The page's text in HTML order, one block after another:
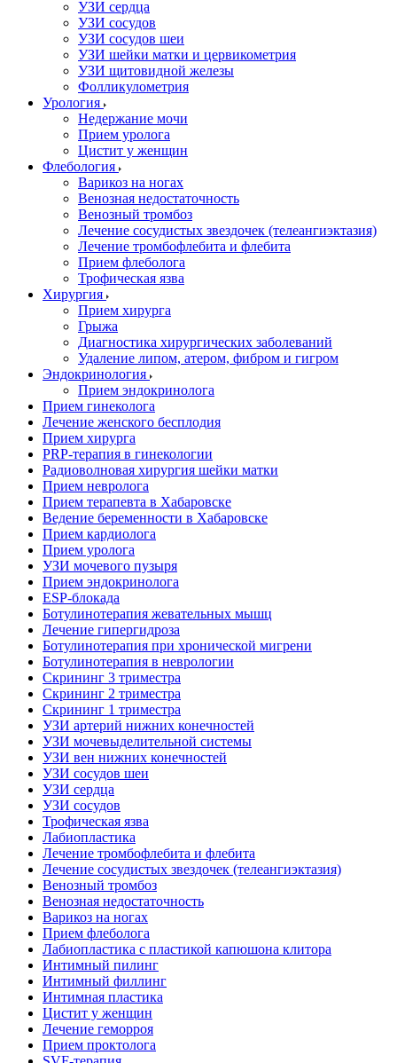
УЗИ сердца
УЗИ сосудов
УЗИ сосудов шеи
УЗИ шейки матки и цервикометрия
УЗИ щитовидной железы
Фолликулометрия
Урология
Недержание мочи
Прием уролога
Цистит у женщин
Флебология
Варикоз на ногах
Венозная недостаточность
Венозный тромбоз
Лечение сосудистых звездочек (телеангиэктазия)
Лечение тромбофлебита и флебита
Прием флеболога
Трофическая язва
Хирургия
Прием хирурга
Грыжа
Диагностика хирургических заболеваний
Удаление липом, атером, фибром и гигром
Эндокринология
Прием эндокринолога
Прием гинеколога
Лечение женского бесплодия
Прием хирурга
PRP-терапия в гинекологии
Радиоволновая хирургия шейки матки
Прием невролога
Прием терапевта в Хабаровске
Ведение беременности в Хабаровске
Прием кардиолога
Прием уролога
УЗИ мочевого пузыря
Прием эндокринолога
ESP-блокада
Ботулинотерапия жевательных мышц
Лечение гипергидроза
Ботулинотерапия при хронической мигрени
Ботулинотерапия в неврологии
Скрининг 3 триместра
Скрининг 2 триместра
Скрининг 1 триместра
УЗИ артерий нижних конечностей
УЗИ мочевыделительной системы
УЗИ вен нижних конечностей
УЗИ сосудов шеи
УЗИ сердца
УЗИ сосудов
Трофическая язва
Лабиопластика
Лечение тромбофлебита и флебита
Лечение сосудистых звездочек (телеангиэктазия)
Венозный тромбоз
Венозная недостаточность
Варикоз на ногах
Прием флеболога
Лабиопластика с пластикой капюшона клитора
Интимный пилинг
Интимный филлинг
Интимная пластика
Цистит у женщин
Лечение геморроя
Прием проктолога